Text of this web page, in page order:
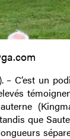
– C’est un
que